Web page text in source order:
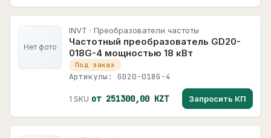
Нет фото
INVT · Преобразователи частоты
Частотный преобразователь GD20-
018G-4 мощностью 18 кВт
Под заказ
Артикулы: GD20-018G-4
1 SKU от 251300,00 KZT Запросить КП